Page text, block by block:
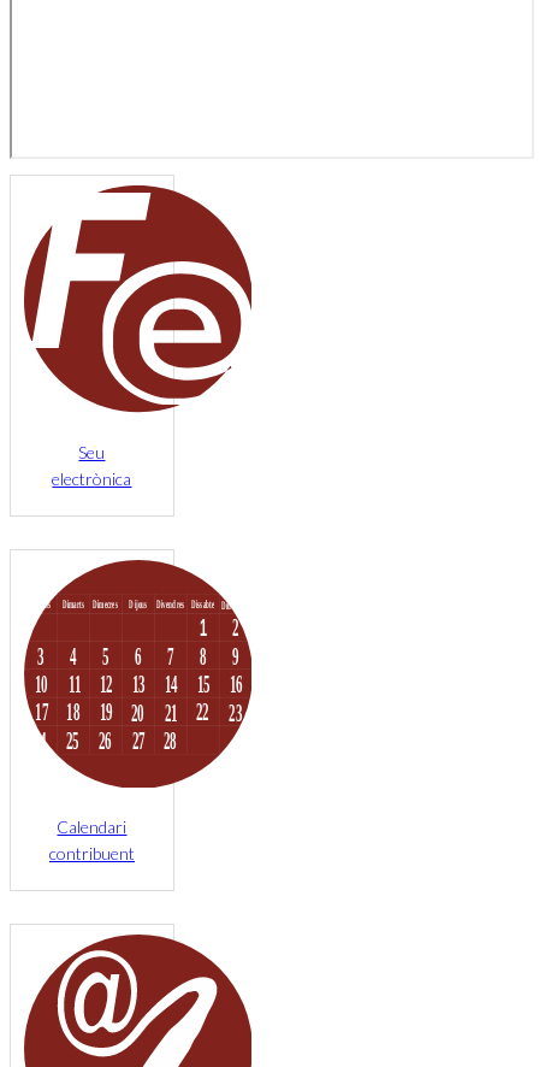
Seu
electrònica
Calendari
contribuent